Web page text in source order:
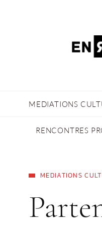
MEDIATIONS
RENCONTRES
MEDIATIONS